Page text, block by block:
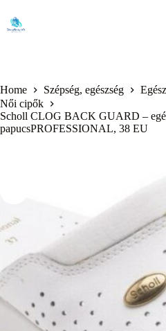
content
Home Szépség, egészség
Női cipők
Scholl CLOG BACK GUARD –
papucsPROFESSIONAL, 38 EU